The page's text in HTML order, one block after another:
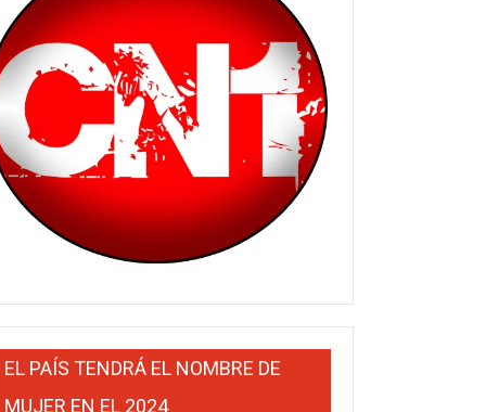
EL PAÍS TENDRÁ EL NOMBRE DE
MUJER EN EL 2024